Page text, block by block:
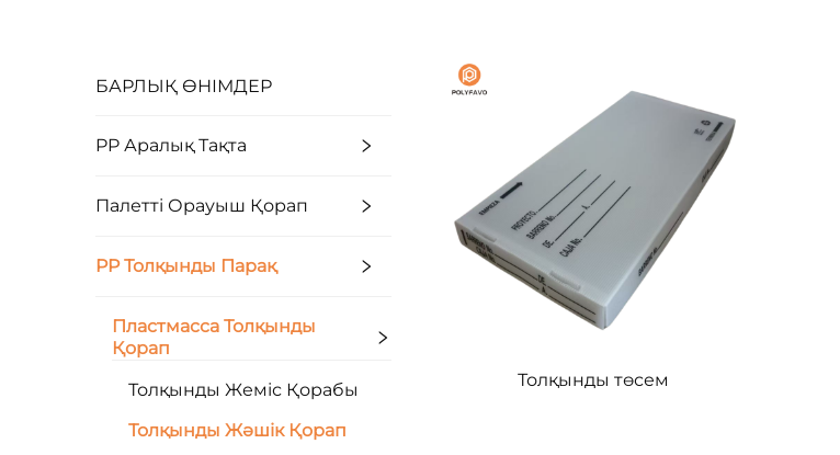
БАРЛЫҚ ӨНІМДЕР
PP Аралық Тақта
Палетті Орауыш Қорап
PP Толқынды Парақ
Пластмасса Толқынды
Қорап
Толқынды Жеміс Қорабы
Толқынды Жәшік Қорап
Толқынды төсем